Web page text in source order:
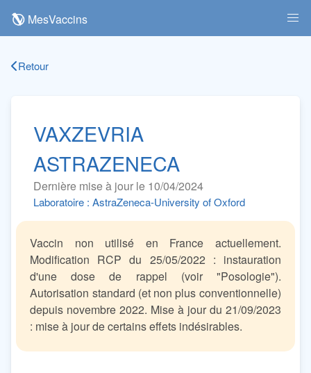
MesVaccins
Retour
VAXZEVRIA
ASTRAZENECA
Dernière mise à jour le 10/04/2024
Laboratoire : AstraZeneca-University of Oxford
Vaccin non utilisé en France actuellement.
Modification RCP du 25/05/2022 : instauration
d'une dose de rappel (voir "Posologie").
Autorisation standard (et non plus conventionnelle)
depuis novembre 2022. Mise à jour du 21/09/2023
: mise à jour de certains effets indésirables.